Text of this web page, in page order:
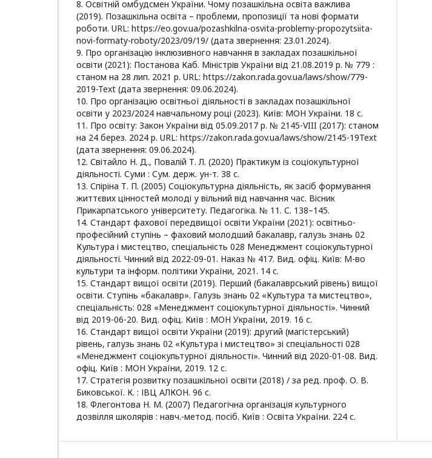
8. Освітній омбудсмен України. Чому позашкільна освіта важлива
(2019). Позашкільна освіта – проблеми, пропозиції та нові формати
роботи. URL: https://eo.gov.ua/pozashkilna-osvita-problemy-propozytsiita-
novi-formaty-roboty/2023/09/19/ (дата звернення: 23.01.2024).
9. Про організацію інклюзивного навчання в закладах позашкільної
освіти (2021): Постанова Каб. Міністрів України від 21.08.2019 р. № 779 :
станом на 28 лип. 2021 р. URL: https://zakon.rada.gov.ua/laws/show/779-
2019-Text (дата звернення: 09.06.2024).
10. Про організацію освітньої діяльності в закладах позашкільної
освіти у 2023/2024 навчальному році (2023). Київ: МОН України. 18 с.
11. Про освіту: Закон України від 05.09.2017 р. № 2145-VIII (2017): станом
на 24 берез. 2024 р. URL: https://zakon.rada.gov.ua/laws/show/2145-19Text
(дата звернення: 09.06.2024).
12. Світайло Н. Д., Повалій Т. Л. (2020) Практикум із соціокультурної
діяльності. Суми : Сум. держ. ун-т. 38 с.
13. Спіріна Т. П. (2005) Соціокультурна діяльність, як засіб формування
життєвих цінностей молоді у вільний від навчання час. Вісник
Прикарпатського університету. Педагогіка. № 11. С. 138–145.
14. Стандарт фахової передвищої освіти України (2021): освітньо-
професійний ступінь – фаховий молодший бакалавр, галузь знань 02
Культура і мистецтво, спеціальність 028 Менеджмент соціокультурної
діяльності. Чинний від 2022-09-01. Наказ № 417. Вид. офіц. Київ: М-во
культури та інформ. політики України, 2021. 14 с.
15. Стандарт вищої освіти (2019). Перший (бакалаврський рівень) вищої
освіти. Ступінь «бакалавр». Галузь знань 02 «Культура та мистецтво»,
спеціальність: 028 «Менеджмент соціокультурної діяльності». Чинний
від 2019-06-20. Вид. офіц. Київ : МОН України, 2019. 16 с.
16. Стандарт вищої освіти України (2019): другий (магістерський)
рівень, галузь знань 02 «Культура і мистецтво» зі спеціальності 028
«Менеджмент соціокультурної діяльності». Чинний від 2020-01-08. Вид.
офіц. Київ : МОН України, 2019. 12 с.
17. Стратегія розвитку позашкільної освіти (2018) / за ред. проф. О. В.
Биковської. К. : ІВЦ АЛКОН. 96 с.
18. Флегонтова Н. М. (2007) Педагогічна організація культурного
дозвілля школярів : навч.-метод. посіб. Київ : Освіта України. 224 с.